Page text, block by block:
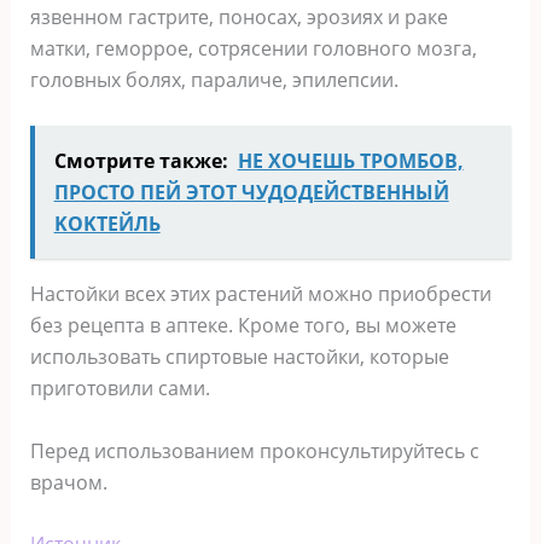
язвенном гастрите, поносах, эрозиях и раке
матки, геморрое, сотрясении головного мозга,
головных болях, параличе, эпилепсии.
Смотрите также: НЕ ΧОЧЕШЬ ТРОМБОВ,
ΠΡОСТО ΠЕЙ ЭТОТ ЧУДОДЕЙСТΒЕННЫЙ
ΚОΚТЕЙЛЬ
Настойки всех этих растений можно приобрести
без рецепта в аптеке. Кроме того, вы можете
использовать спиртовые настойки, которые
приготовили сами.
Перед использованием проконсультируйтесь с
врачом.